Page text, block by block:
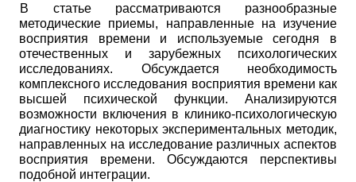
В статье рассматриваются разнообразные
методические приемы, направленные на изучение
восприятия времени и используемые сегодня в
отечественных и зарубежных психологических
исследованиях. Обсуждается необходимость
комплексного исследования восприятия времени как
высшей психической функции. Анализируются
возможности включения в клинико-психологическую
диагностику некоторых экспериментальных методик,
направленных на исследование различных аспектов
восприятия времени. Обсуждаются перспективы
подобной интеграции.